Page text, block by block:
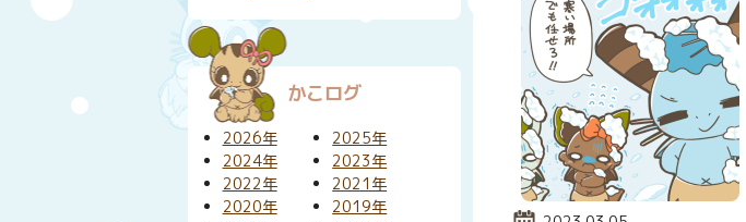
かこログ
2026年
2025年
2024年
2023年
2022年
2021年
2020年
2019年